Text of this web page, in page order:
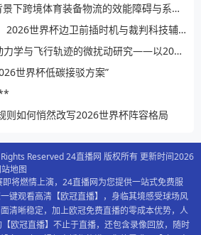
“2026多国联办世界杯背景下跨境体育装备物流的效能障碍与系统性提升路径”
越位判据的算法化重构：2026世界杯边卫前插时机与裁判科技辅助决策的演进逻辑
538米海拔下足球空气动力学与飞行轨迹的微扰动研究——以2026世界杯BBVA球场为例
世界杯低碳接驳方案”
则如何悄然改写2026世界杯阵容格局
Reserved 24直播网 版权所有 更新时间2026
地图
将燃情上演，24直播网为您提供一站式免费服
键观看高清【欧冠直播】，身临其境感受球场风
清晰稳定，加上欧冠免费直播的零成本优势，人
欧冠直播】不止于直播，还包含录像回放，随时